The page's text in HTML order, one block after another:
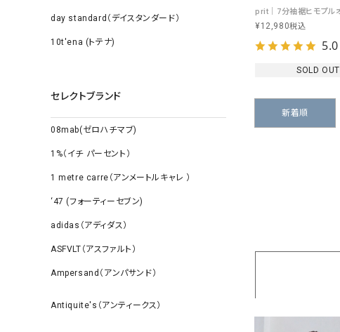
day standard（デイスタンダード）
10t'ena (トテナ)
セレクトブランド
08mab(ゼロハチマブ)
1%（イチ パーセント）
1 metre carre（アンメートルキャレ ）
‘47 (フォーティーセブン)
adidas（アディダス）
ASFVLT（アスファルト）
Ampersand（アンパサンド）
Antiquite's（アンティークス）
¥12,980税込
5.0
SOLD OUT
新着順